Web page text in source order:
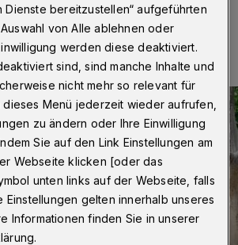
Uhr Eine Minute Lesezeit
Dienste bereitzustellen“ aufgeführten
von Alle ablehnen oder
werden diese deaktiviert.
sind, sind manche Inhalte und
nicht mehr so relevant für
dieses Menü jederzeit wieder aufrufen,
zu ändern oder Ihre Einwilligung
Sie auf den Link Einstellungen am
Webseite klicken [oder das
unten links auf der Webseite, falls
Einstellungen gelten innerhalb unseres
Informationen finden Sie in unserer